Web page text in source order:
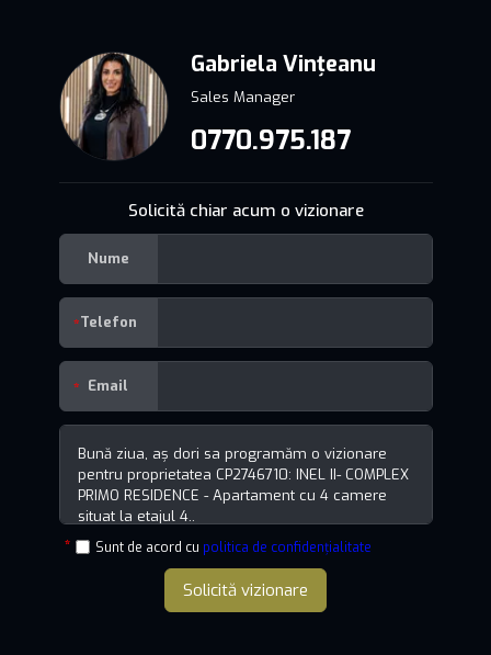
Gabriela Vințeanu
Sales Manager
0770.975.187
Solicită chiar acum o vizionare
Nume
Telefon
Email
Sunt de acord cu politica de confidențialitate
Solicită vizionare